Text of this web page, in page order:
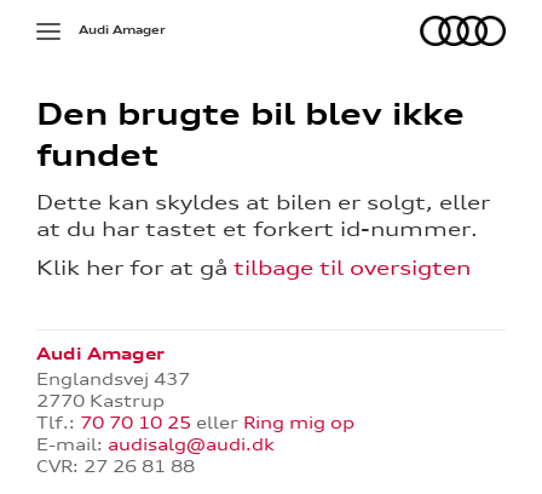
Toggle
Audi
Audi Amager
Den brugte bil blev ikke
fundet
Dette kan skyldes at bilen er solgt, eller
at du har tastet et forkert id-nummer.
Klik her for at gå tilbage til oversigten
Audi Amager
Englandsvej 437
2770 Kastrup
Tlf.: 70 70 10 25 eller Ring mig op
E-mail: audisalg@audi.dk
CVR: 27 26 81 88